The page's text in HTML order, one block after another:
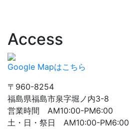
Access
Google Mapはこちら
〒960-8254
福島県福島市泉字堀ノ内3-8
営業時間 AM10:00-PM6:00
土・日・祭日 AM10:00-PM6:00